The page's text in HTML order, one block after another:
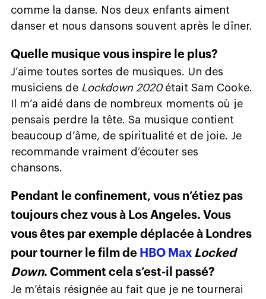
comme la danse. Nos deux enfants aiment
danser et nous dansons souvent après le dîner.
Quelle musique vous inspire le plus?
J’aime toutes sortes de musiques. Un des
musiciens de Lockdown 2020était Sam Cooke.
Il m’a aidé dans de nombreux moments où je
pensais perdre la tête. Sa musique contient
beaucoup d’âme, de spiritualité et de joie. Je
recommande vraiment d’écouter ses
chansons.
Pendant le confinement, vous n’étiez pas
toujours chez vous à Los Angeles. Vous
vous êtes par exemple déplacée à Londres
pour tourner le film de HBO Max Locked
Down. Comment cela s’est-il passé?
Je m’étais résignée au fait que je ne tournerai